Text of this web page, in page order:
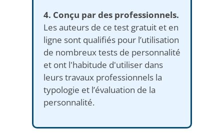
4. Conçu par des professionnels.
Les auteurs de ce test gratuit et en
ligne sont qualifiés pour l’utilisation
de nombreux tests de personnalité
et ont l'habitude d'utiliser dans
leurs travaux professionnels la
typologie et l’évaluation de la
personnalité.